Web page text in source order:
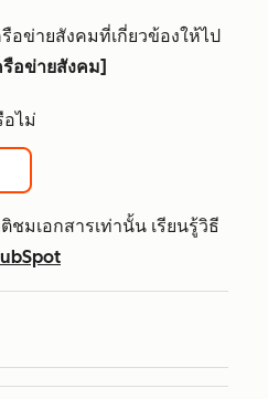
อข่ายสังคมที่เกี่ยวข้องให้ไป
อข่ายสังคม]
ไม่
มเอกสารเท่านั้น เรียนรู้วิธี